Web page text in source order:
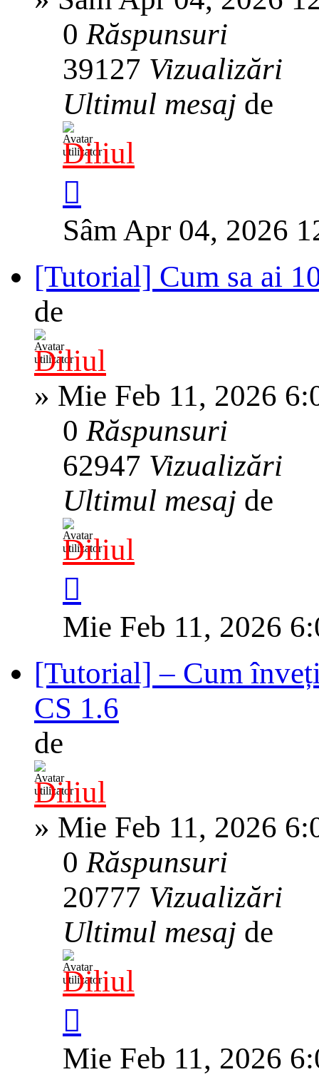
0Răspunsuri
39127 Vizualizări
Ultimul mesaj de
Diliul
Sâm Apr 04, 2026
[Tutorial] Cum sa ai
de
Diliul
» Mie Feb 11, 2026
0Răspunsuri
62947 Vizualizări
Ultimul mesaj de
Diliul
Mie Feb 11, 2026
[Tutorial] – Cum
CS 1.6
de
Diliul
» Mie Feb 11, 2026
0Răspunsuri
20777 Vizualizări
Ultimul mesaj de
Diliul
Mie Feb 11, 2026